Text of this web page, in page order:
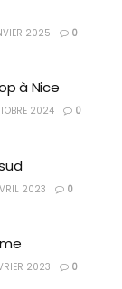
2025 0
à Nice
2024 0
2023 0
2023 0